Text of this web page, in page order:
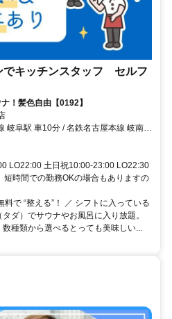
でキッチンスタッフ セルフ
！髪色自由【0192】
岐阜駅 車10分 / 名鉄名古屋本線 岐南駅
LO22:00 土日祝10:00-23:00 LO22:30
時間での勤務OKの場合もありますの
で “整える”！ ／ シフトに入っている
ダ）でサウナやお風呂に入り放題。
種類から選べるとっても美味しい...